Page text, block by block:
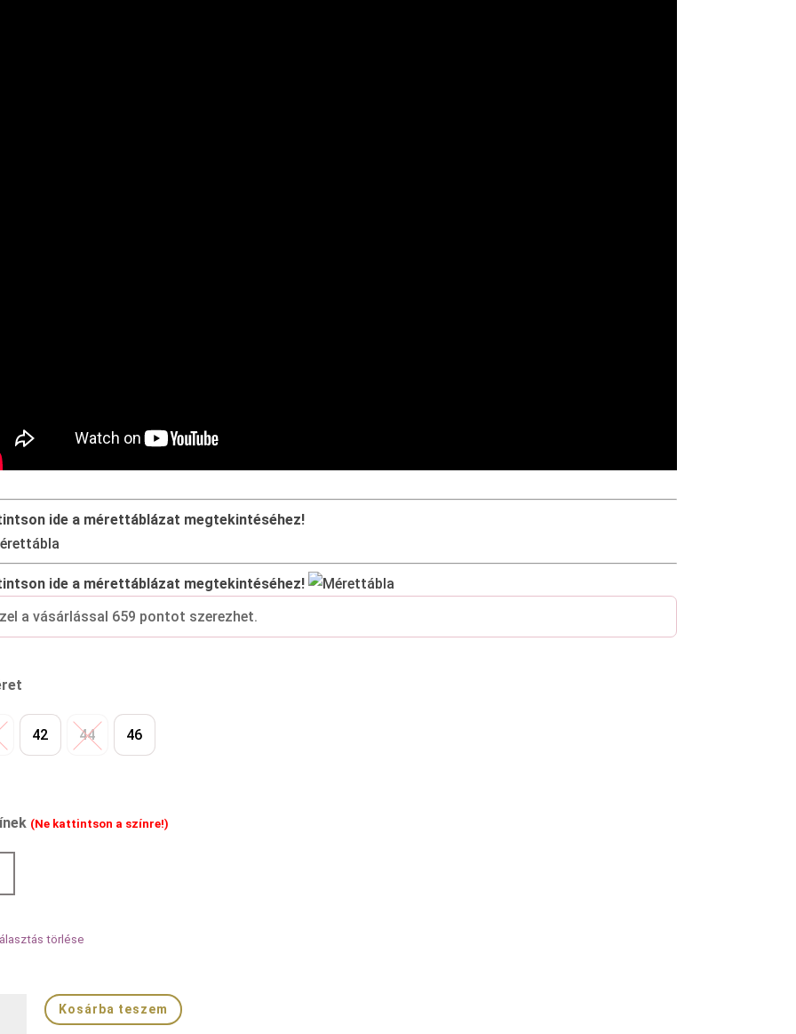
ide a mérettáblázat megtekintéséhez!
ide a mérettáblázat megtekintéséhez!
a vásárlással 659 pontot szerezhet.
42 44 46
(Ne kattintson a színre!)
törlése
Kosárba teszem